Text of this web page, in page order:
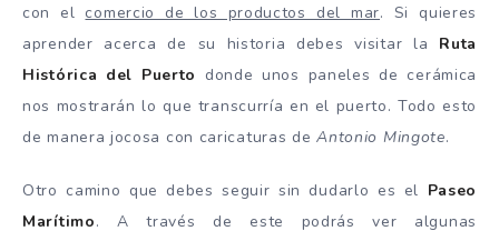
con el comercio de los productos del mar. Si quieres
aprender acerca de su historia debes visitar la Ruta
Histórica del Puerto donde unos paneles de cerámica
nos mostrarán lo que transcurría en el puerto. Todo esto
de manera jocosa con caricaturas deAntonio Mingote.
Otro camino que debes seguir sin dudarlo es el Paseo
Marítimo. A través de este podrás ver algunas